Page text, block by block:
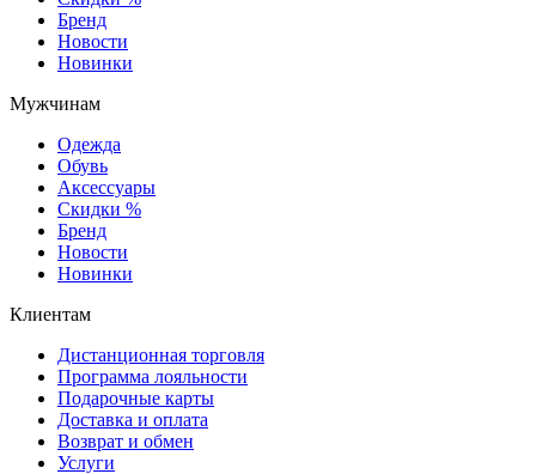
Бренд
Новости
Новинки
Мужчинам
Одежда
Обувь
Аксессуары
Скидки %
Бренд
Новости
Новинки
Клиентам
Дистанционная торговля
Программа лояльности
Подарочные карты
Доставка и оплата
Возврат и обмен
Услуги